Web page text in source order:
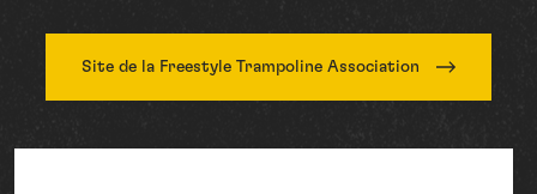
Site de la Freestyle Trampoline Association